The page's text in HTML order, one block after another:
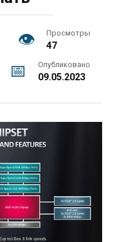
Просмотры
47
Опубликовано
09.05.2023